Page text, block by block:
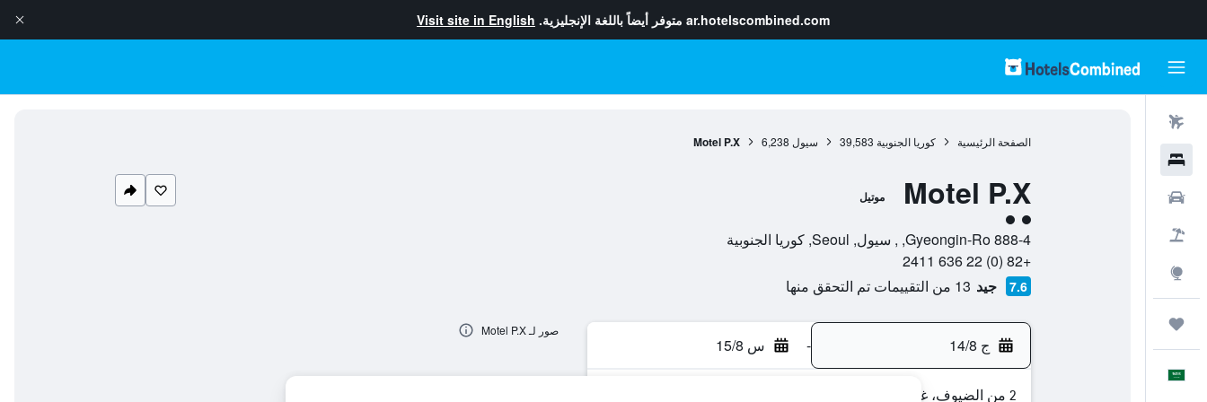
ar.hotelscombined.com متوفر أيضاً باللغة الإنجليزية. Visit site in English
الصفحة الرئيسية كوريا الجنوبية 39,583 سيول 6,238
Motel P.X
Motel P.X موتيل
تقييم فئة 2
888-4 Gyeongin-Ro, , سيول, Seoul, كوريا الجنوبية
+82 (0) 22 636 2411
7.6 جيد 13 من التقييمات تم التحقق منها
ج 14/8 - س 15/8
2 من الضيوف، غرفة واحدة
صور لـ Motel P.X